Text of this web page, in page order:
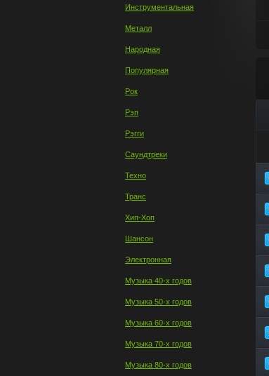
Инструментальная
Металл
Народная
Популярная
Рок
Рэп
Рэгги
Саундтреки
Техно
Транс
Хип-Хоп
Шансон
Электронная
Музыка 40-х годов
Музыка 50-х годов
Музыка 60-х годов
Музыка 70-х годов
Музыка 80-х годов